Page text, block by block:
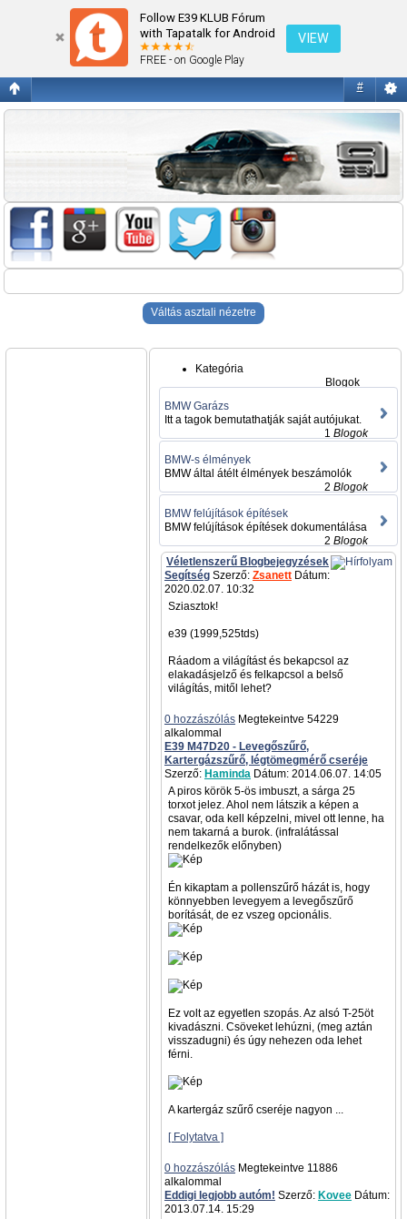
Follow E39 KLUB Fórum
with Tapatalk for Android
FREE - on Google Play
VIEW
#
Blogok
Váltás asztali nézetre
Kategória
Blogok
BMW Garázs
Itt a tagok bemutathatják saját autójukat.
1 Blogok
BMW-s élmények
BMW által átélt élmények beszámolók
2 Blogok
BMW felújítások építések
BMW felújítások építések dokumentálása
2 Blogok
Véletlenszerű Blogbejegyzések
Segítség Szerző: Zsanett Dátum:
2020.02.07. 10:32
Sziasztok!
e39 (1999,525tds)
Ráadom a világítást és bekapcsol az
elakadásjelző és felkapcsol a belső
világítás, mitől lehet?
0 hozzászólás Megtekeintve 54229
alkalommal
E39 M47D20 - Levegőszűrő,
Kartergázszűrő, légtömegmérő cseréje
Szerző: Haminda Dátum: 2014.06.07. 14:05
A piros körök 5-ös imbuszt, a sárga 25
torxot jelez. Ahol nem látszik a képen a
csavar, oda kell képzelni, mivel ott lenne, ha
nem takarná a burok. (infralátással
rendelkezők előnyben)
Én kikaptam a pollenszűrő házát is, hogy
könnyebben levegyem a levegőszűrő
borítását, de ez vszeg opcionális.
Ez volt az egyetlen szopás. Az alsó T-25öt
kivadászni. Csöveket lehúzni, (meg aztán
visszadugni) és úgy nehezen oda lehet
férni.
A kartergáz szűrő cseréje nagyon ...
[ Folytatva ]
0 hozzászólás Megtekeintve 11886
alkalommal
Eddigi legjobb autóm! Szerző: Kovee Dátum:
2013.07.14. 15:29